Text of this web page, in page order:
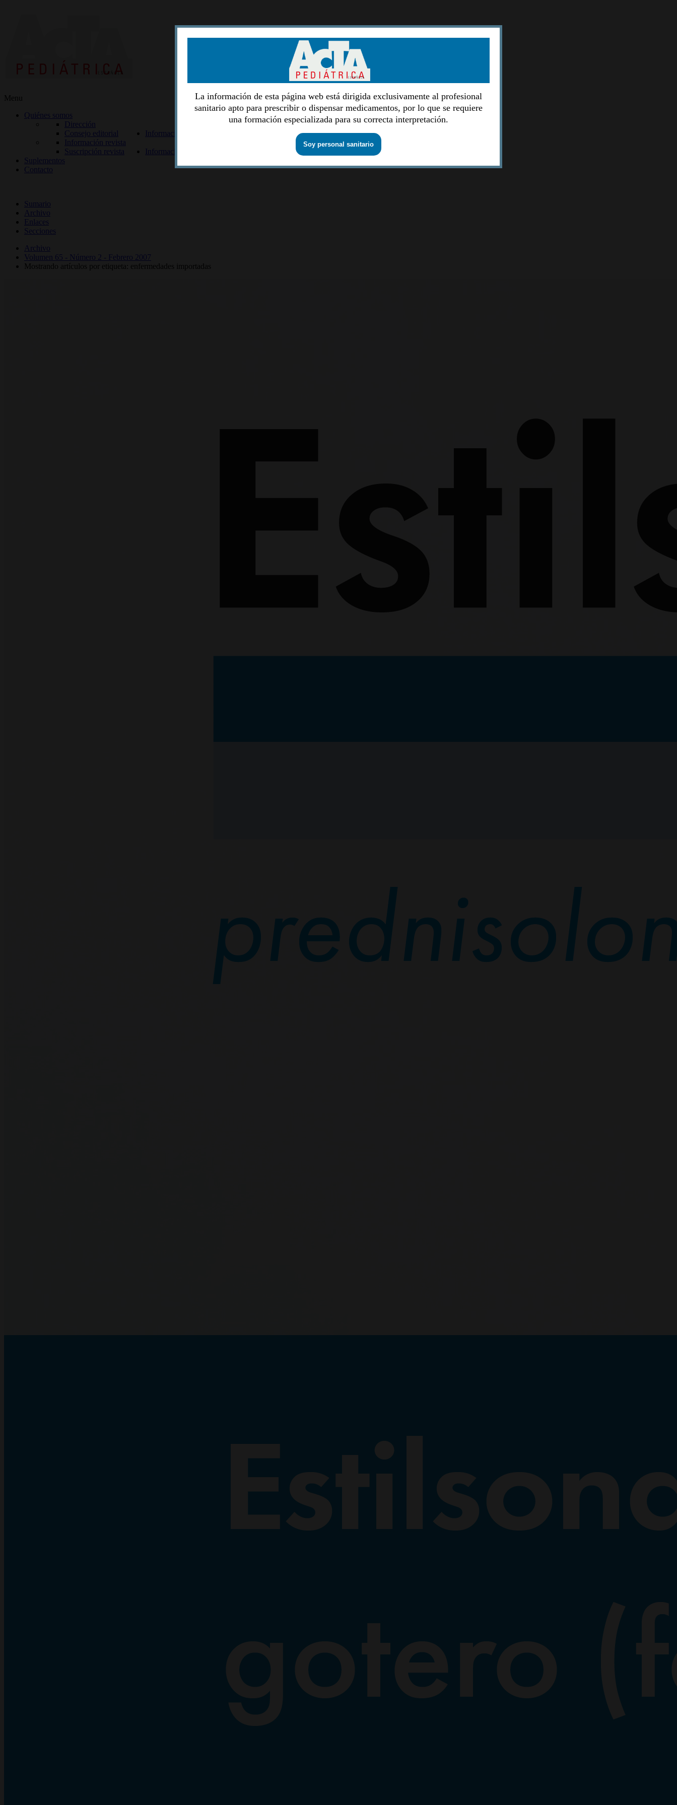
Menu
Quiénes somos
Dirección
Consejo editorial
Información lectores
Información revista
Suscripción revista
Información autores
Suplementos
Contacto
Sumario
Archivo
Enlaces
Secciones
Archivo
Volumen 65 - Número 2 - Febrero 2007
Mostrando artículos por etiqueta: enfermedades importadas
La información de esta página web está dirigida exclusivamente al profesional
sanitario apto para prescribir o dispensar medicamentos, por lo que se requiere
una formación especializada para su correcta interpretación.
Soy personal sanitario